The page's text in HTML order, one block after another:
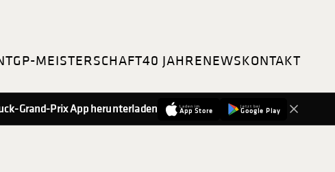
TGP-MEISTERSCHAFT40 JAHRENEWSKONTAKT
Grand-Prix App herunterladen Laden im
App Store
Jetzt bei
Google Play